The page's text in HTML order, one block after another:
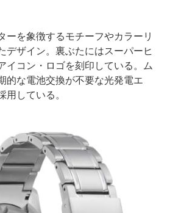
ーを象徴するモチーフやカラーリ
デザイン。裏ぶたにはスーパーヒ
イコン・ロゴを刻印している。ム
的な電池交換が不要な光発電エ
用している。